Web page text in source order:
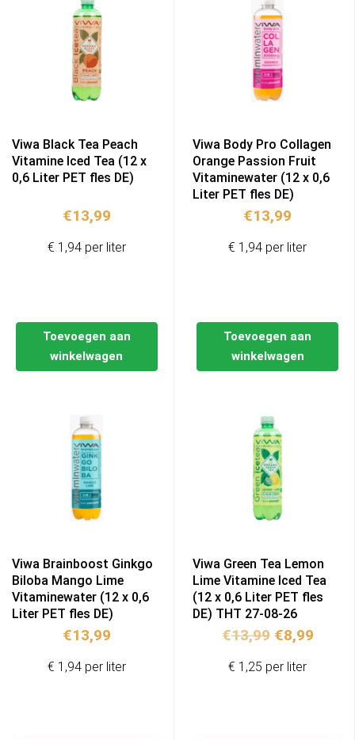
Viwa Black Tea Peach
Vitamine Iced Tea (12 x
0,6 Liter PET fles DE)
€13,99
Toevoegen aan
winkelwagen
€ 1,94 per liter
Viwa Body Pro Collagen
Orange Passion Fruit
Vitaminewater (12 x 0,6
Liter PET fles DE)
€13,99
Toevoegen aan
winkelwagen
€ 1,94 per liter
Viwa Brainboost Ginkgo
Biloba Mango Lime
Vitaminewater (12 x 0,6
Liter PET fles DE)
€13,99
€ 1,94 per liter
Viwa Green Tea Lemon
Lime Vitamine Iced Tea
(12 x 0,6 Liter PET fles
DE) THT 27-08-26
€13,99
was:
€8,99
€ 1,25 per liter